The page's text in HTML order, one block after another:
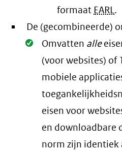
formaat EARL.
De (gecombineerde)
Oké.
Omvatten alle
(voor websites) of
mobiele
eisen voor
en downloadbare
norm zijn identiek